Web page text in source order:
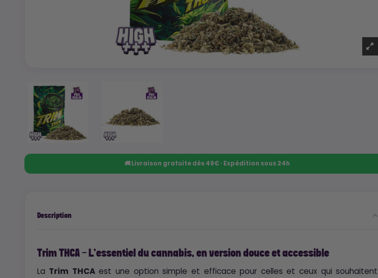
🚚 Livraison gratuite dès 49€ · Expédition sous 24h
Description
Trim THCA - L’essentiel du cannabis, en version douce et accessible
La Trim THCAest une option simple et efficace pour celles et ceux qui souhaitent